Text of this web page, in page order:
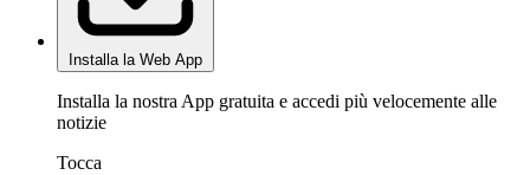
Installa la Web App
Installa la nostra App gratuita e accedi più velocemente alle
notizie
Tocca